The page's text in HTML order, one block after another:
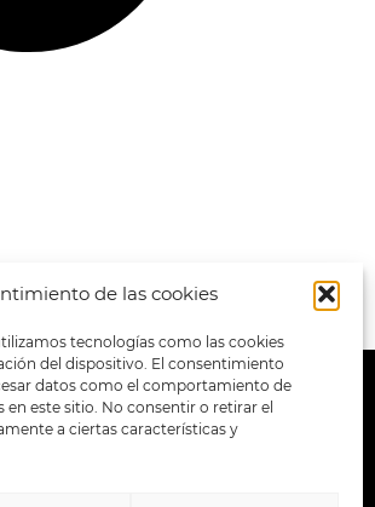
de las cookies
tecnologías como las cookies
del dispositivo. El consentimiento
datos como el comportamiento de
este sitio. No consentir o retirar el
a ciertas características y
METODOS DE PAGO: